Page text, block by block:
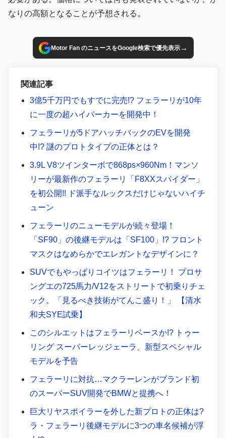
なりの高額となることが予想される。
Motor Fan のニュースをGoogle検索で優先表示→
関連記事
3億5千万円でもすでに完売!? フェラーリが10年
に一度の超ハイパーカーを開発中！
フェラーリが5ドアハッチバックのEVを開発
中!? 謎のプロトタイプの正体とは？
3.9L V8ツインターボで868ps×960Nm！マンソ
リーが最新作のフェラーリ「F8XXスパイダー」
を初公開!! ド派手なルックスだけじゃないハイチ
ューン
フェラーリのニューモデルが続々登場！
「SF90」の後継モデルは「SF100」!? フロント
マスクはなめらかでエレガントなデザインに？
SUVでもやっぱりコイツはフェラーリ！ プロサ
ングエの725馬力/V12をストリートで初乗りチェ
ック。「見るべき技術がてんこ盛り！」 【清水
和夫SYE試乗】
このシルエットはフェラーリベースか!? トゥー
リング スーパーレッジェーラ、新型スペシャル
モデルを予告
フェラーリに対抗…マクラーレンがブランド初
のスーパーSUV開発でBMWと提携へ！
巨大リヤスポイラーを外した新プロトの正体は?
ラ・フェラーリ後継モデルに3つの車名候補が浮